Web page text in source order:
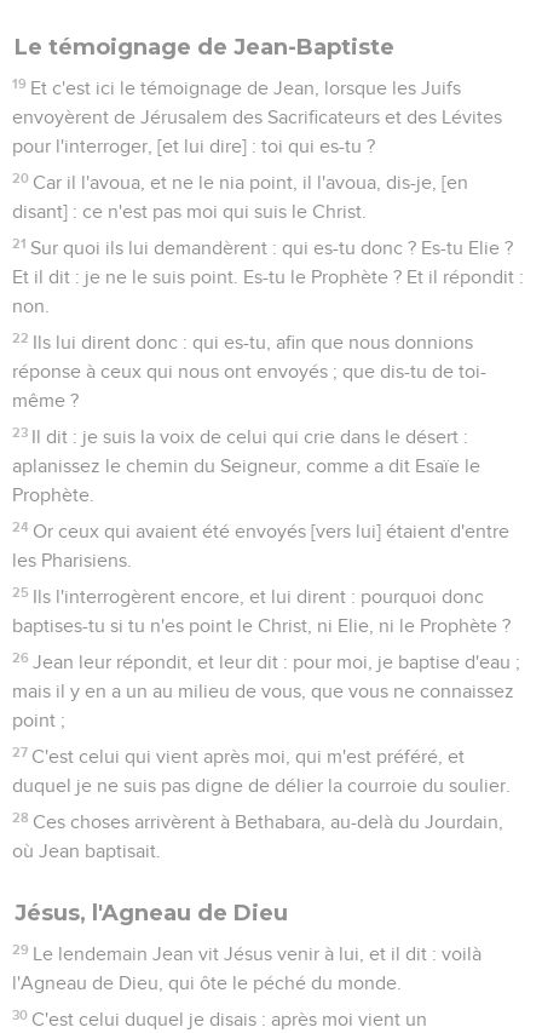
Le témoignage de Jean-Baptiste
19 Et c'est ici le témoignage de Jean, lorsque les Juifs
envoyèrent de Jérusalem des Sacrificateurs et des Lévites
pour l'interroger, [et lui dire] : toi qui es-tu ?
20 Car il l'avoua, et ne le nia point, il l'avoua, dis-je, [en
disant] : ce n'est pas moi qui suis le Christ.
21 Sur quoi ils lui demandèrent : qui es-tu donc ? Es-tu Elie ?
Et il dit : je ne le suis point. Es-tu le Prophète ? Et il répondit :
non.
22 Ils lui dirent donc : qui es-tu, afin que nous donnions
réponse à ceux qui nous ont envoyés ; que dis-tu de toi-
même ?
23 Il dit : je suis la voix de celui qui crie dans le désert :
aplanissez le chemin du Seigneur, comme a dit Esaïe le
Prophète.
24 Or ceux qui avaient été envoyés [vers lui] étaient d'entre
les Pharisiens.
25 Ils l'interrogèrent encore, et lui dirent : pourquoi donc
baptises-tu si tu n'es point le Christ, ni Elie, ni le Prophète ?
26 Jean leur répondit, et leur dit : pour moi, je baptise d'eau ;
mais il y en a un au milieu de vous, que vous ne connaissez
point ;
27 C'est celui qui vient après moi, qui m'est préféré, et
duquel je ne suis pas digne de délier la courroie du soulier.
28 Ces choses arrivèrent à Bethabara, au-delà du Jourdain,
où Jean baptisait.
Jésus, l'Agneau de Dieu
29 Le lendemain Jean vit Jésus venir à lui, et il dit : voilà
l'Agneau de Dieu, qui ôte le péché du monde.
30 C'est celui duquel je disais : après moi vient un